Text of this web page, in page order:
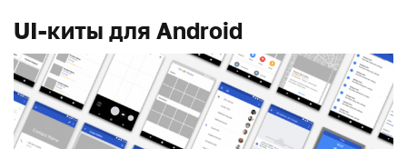
UI-киты для Android